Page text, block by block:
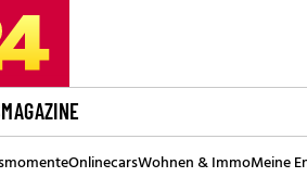
MAGAZINE
OnlinecarsWohnen & ImmoMeine